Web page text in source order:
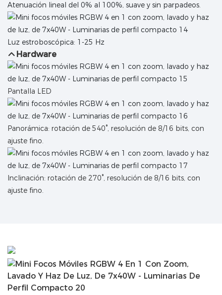
Atenuación lineal del 0% al 100%, suave y sin parpadeos.
Luz estroboscópica: 1-25 Hz
Hardware
Pantalla LED
Panorámica: rotación de 540°, resolución de 8/16 bits, con
ajuste fino.
Inclinación: rotación de 270°, resolución de 8/16 bits, con
ajuste fino.